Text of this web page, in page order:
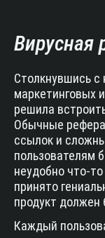
Вирусная
Столкнувшись
маркетинговых
решила
Обычные
ссылок и
пользователям
неудобно что-
принято
продукт должен
Каждый